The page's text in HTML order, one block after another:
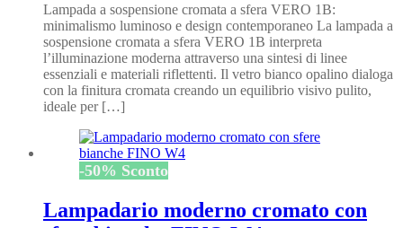
originale
era:
€149,00.
attuale
è:
€74,50.
Lampada a sospensione cromata a sfera VERO 1B:
minimalismo luminoso e design contemporaneo La lampada a
sospensione cromata a sfera VERO 1B interpreta
l’illuminazione moderna attraverso una sintesi di linee
essenziali e materiali riflettenti. Il vetro bianco opalino dialoga
con la finitura cromata creando un equilibrio visivo pulito,
ideale per […]
-50% Sconto
Lampadario moderno cromato con